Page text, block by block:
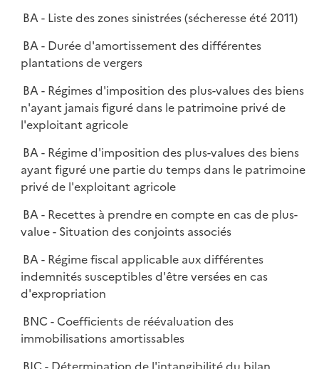
BA - Liste des zones sinistrées (sécheresse été 2011)
BA - Durée d'amortissement des différentes
plantations de vergers
BA - Régimes d'imposition des plus-values des biens
n'ayant jamais figuré dans le patrimoine privé de
l'exploitant agricole
BA - Régime d'imposition des plus-values des biens
ayant figuré une partie du temps dans le patrimoine
privé de l'exploitant agricole
BA - Recettes à prendre en compte en cas de plus-
value - Situation des conjoints associés
BA - Régime fiscal applicable aux différentes
indemnités susceptibles d'être versées en cas
d'expropriation
BNC - Coefficients de réévaluation des
immobilisations amortissables